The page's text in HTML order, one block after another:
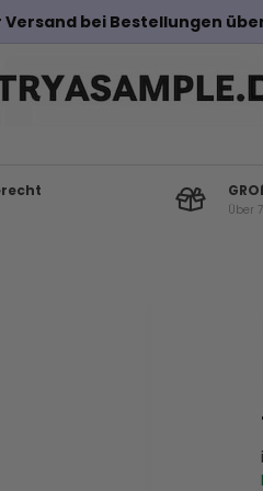
bei Bestellungen
Über